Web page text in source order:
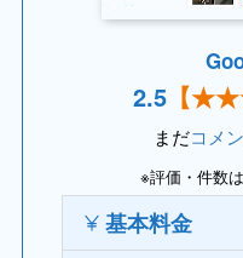
2.5 【
まだコメ
※評価・件数
基本料金